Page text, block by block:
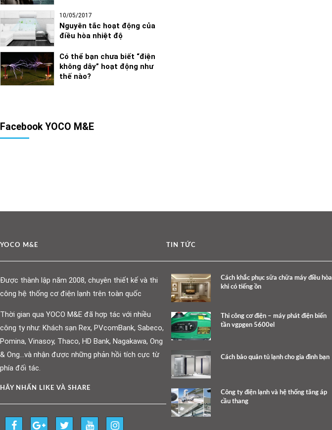
10/05/2017
Nguyên tắc hoạt động của
điều hòa nhiệt độ
Có thể bạn chưa biết “điện
không dây” hoạt động như
thế nào?
Facebook YOCO M&E
YOCO M&E
Được thành lập năm 2008, chuyên thiết kế và thi
công hệ thống cơ điện lạnh trên toàn quốc
Thời gian qua YOCO M&E đã hợp tác với nhiều
công ty như: Khách sạn Rex, PVcomBank, Sabeco,
Pomina, Vinasoy, Thaco, HD Bank, Nagakawa, Ong
& Ong…và nhận được những phản hồi tích cực từ
phía đối tác.
HÃY NHẤN LIKE VÀ SHARE
TIN TỨC
Cách khắc phục sữa chữa máy điều hòa
khi có tiếng ồn
Thi công cơ điện – máy phát điện biến
tần vgpgen 5600el
Cách bảo quản tủ lạnh cho gia đình bạn
Công ty điện lạnh và hệ thống tăng áp
cầu thang